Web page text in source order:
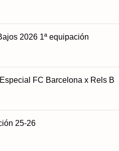
2026 1ª equipación
FC Barcelona x Rels B
25-26